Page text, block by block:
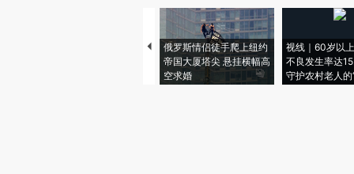
俄罗斯情侣徒手爬上纽约
帝国大厦塔尖 悬挂横幅高
空求婚
视线｜60岁以
不良发生率达
守护农村老人的